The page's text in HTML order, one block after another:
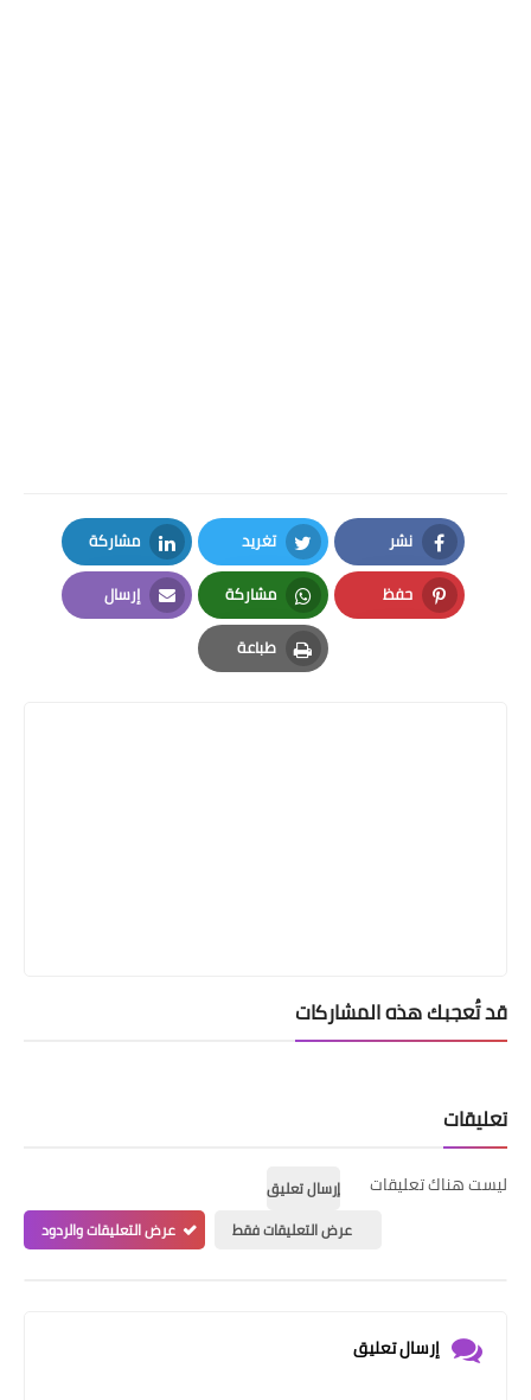
نشر
Facebook
تغريد
Twitter
مشاركة
LinkedIn
حفظ
Pinterest
مشاركة
Whatsapp
إرسال
Email
طباعة
Print
قد تُعجبك هذه المشاركات
تعليقات
ليست هناك تعليقات
إرسال تعليق
عرض التعليقات فقط
عرض التعليقات والردود
إرسال تعليق